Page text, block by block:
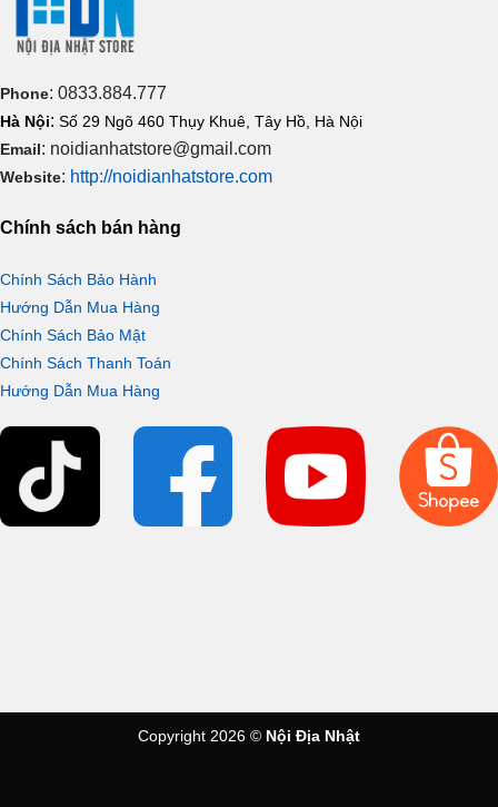
Phone: 0833.884.777
Hà Nội: Số 29 Ngõ 460 Thụy Khuê, Tây Hồ, Hà Nội
Email: noidianhatstore@gmail.com
Website: http://noidianhatstore.com
Chính sách bán hàng
Chính Sách Bảo Hành
Hướng Dẫn Mua Hàng
Chính Sách Bảo Mật
Chính Sách Thanh Toán
Hướng Dẫn Mua Hàng
Copyright 2026 © Nội Địa Nhật